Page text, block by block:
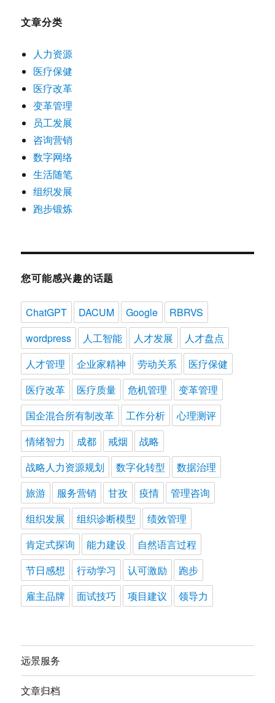
文章分类
人力资源
医疗保健
医疗改革
变革管理
员工发展
咨询营销
数字网络
生活随笔
组织发展
跑步锻炼
您可能感兴趣的话题
ChatGPT DACUM Google
RBRVS
wordpress
人工智能 人才发展
人才盘点
人才管理
企业家精神 劳动关系
医疗保健
医疗改革
医疗质量 危机管理
变革管理
国企混合所有制改革
工作分析
心理测评
情绪智力
成都 戒烟
战略
战略人力资源规划
数字化转型
数据治理
旅游
服务营销 甘孜 疫情
管理咨询
组织发展
组织诊断模型
绩效管理
肯定式探询
能力建设
自然语言过程
节日感想
行动学习 认可激励
跑步
雇主品牌
面试技巧 项目建议 领导力
远景服务
文章归档